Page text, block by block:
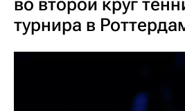
во второй круг
турнира в